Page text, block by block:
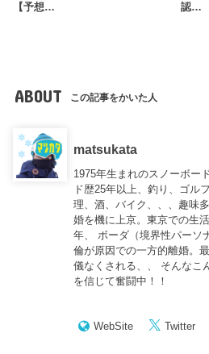
【予想…
認…
ABOUT この記事をかいた人
matsukata
1975年生まれのスノーボー
ド歴25年以上、釣り、ゴル
理、酒、バイク、、、趣味
婚を機に上京。東京での生
年、 ボーダ（境界性パーソ
倫が原因での一方的離婚。
儀なくされる、、 そんなこ
を信じて奮闘中！！
WebSite Twitter